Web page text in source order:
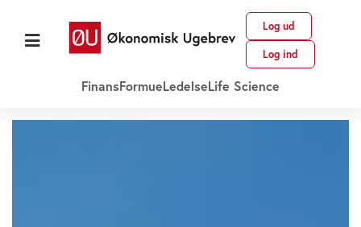
Log ud
Log ind
FinansFormueLedelseLife Science